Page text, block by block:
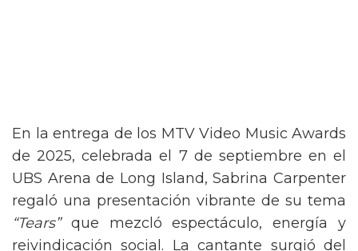
En la entrega de los MTV Video Music Awards
de 2025, celebrada el 7 de septiembre en el
UBS Arena de Long Island, Sabrina Carpenter
regaló una presentación vibrante de su tema
“Tears”que mezcló espectáculo, energía y
reivindicación social. La cantante surgió del